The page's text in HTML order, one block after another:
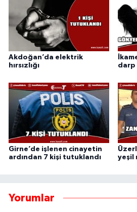
Akdoğan’da elektrik
hırsızlığı
Girne’de işlenen cinayetin
ardından 7 kişi tutuklandı
yeşil
Yorumlar